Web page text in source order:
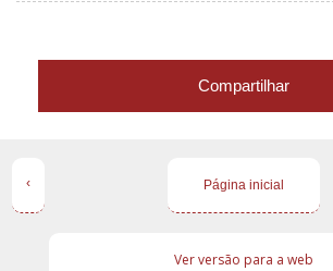
Compartilhar
‹ Página inicial
Ver versão para a web